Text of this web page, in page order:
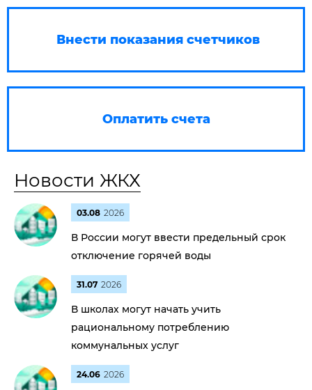
Внести показания счетчиков
Оплатить счета
Новости ЖКХ
03.08 2026
В России могут ввести предельный срок
отключение горячей воды
31.07 2026
В школах могут начать учить
рациональному потреблению
коммунальных услуг
24.06 2026